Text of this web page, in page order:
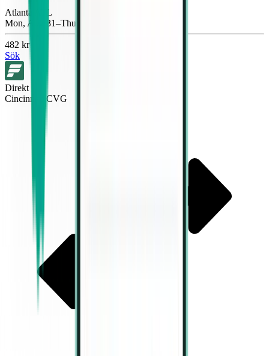
Atlanta ATL
Mon, Aug 31–Thu, Sep 3
482 kr
Sök
Direkt
Cincinnati CVG